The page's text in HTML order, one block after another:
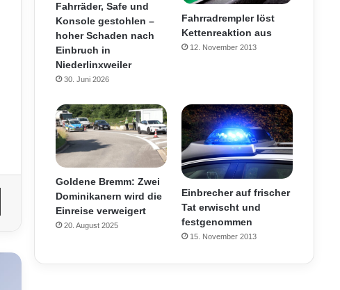
Fahrräder, Safe und
Konsole gestohlen –
hoher Schaden nach
Einbruch in
Niederlinxweiler
30. Juni 2026
Fahrradrempler löst
Kettenreaktion aus
12. November 2013
Goldene Bremm: Zwei
Dominikanern wird die
Einreise verweigert
20. August 2025
Einbrecher auf frischer
Tat erwischt und
festgenommen
15. November 2013